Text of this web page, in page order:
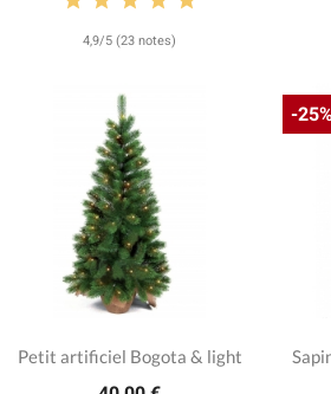
4,9/5 (23 notes)
Petit artificiel Bogota & light
-